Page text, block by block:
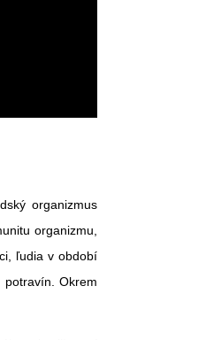
organizmus
organizmu,
ľudia v období
Okrem